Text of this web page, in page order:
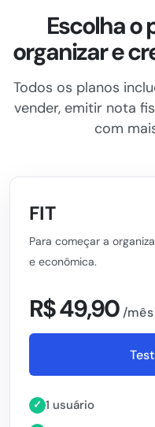
Escolha o
organizar e
Todos os planos
vender, emitir nota
com
FIT
Para começar a
e econômica.
R$ 49,90 /mês
✓ 1 usuário